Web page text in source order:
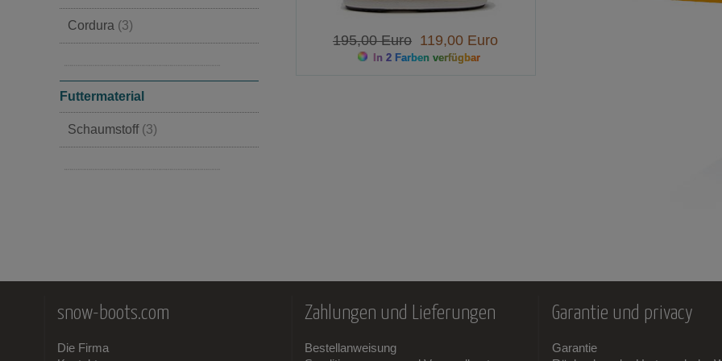
42(4)
43(3)
44(5)
45(3)
46(2)
Cordura (3)
Futtermaterial
Schaumstoff (3)
195,00 Euro 119,00 Euro
In 2 Farben verfügbar
snow-boots.com
Die Firma
Zahlungen und Lieferungen
Bestellanweisung
Garantie und privacy
Garantie